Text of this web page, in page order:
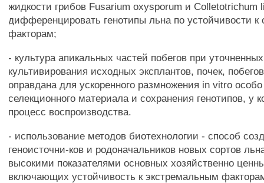
жидкости грибов Fusarium oxysporum и Colletotrichum
дифференцировать генотипы льна по устойчивости
факторам;
- культура апикальных частей побегов при
культивирования исходных эксплантов, почек,
оправдана для ускоренного размножения in vitro особо
селекционного материала и сохранения генотипов, у
процесс воспроизводства.
- использование методов биотехнологии - способ
геноисточни-ков и родоначальников новых сортов
высокими показателями основных хозяйственно
включающих устойчивость к экстремальным